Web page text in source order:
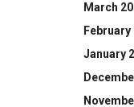
March
February
January